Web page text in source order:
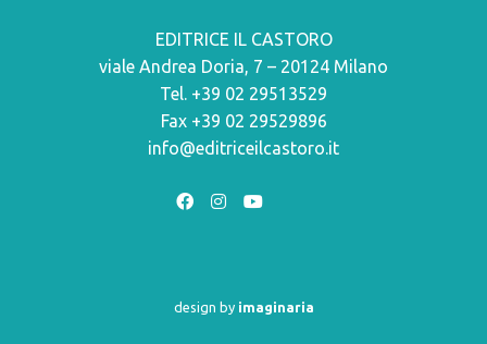
EDITRICE IL CASTORO
viale Andrea Doria, 7 – 20124 Milano
Tel. +39 02 29513529
Fax +39 02 29529896
info@editriceilcastoro.it
design by imaginaria